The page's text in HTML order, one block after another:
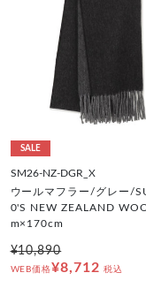
SALE
SM26-NZ-DGR_X
ウールマフラー/グレー/
0'S NEW ZEALAND
m×170cm
¥10,890
WEB価格¥8,712 税込